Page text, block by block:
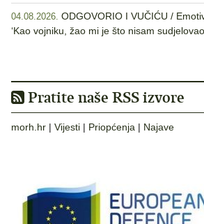
04.08.2026. ODGOVORIO I VUČIĆU /
‘Kao vojniku, žao mi je što nisam
Pratite naše RSS izvore
morh.hr | Vijesti | Priopćenja | Najave